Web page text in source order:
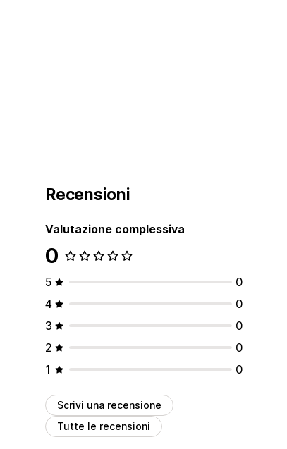
Recensioni
Valutazione complessiva
0
5
0
4
0
3
0
2
0
1
0
Scrivi una recensione
Tutte le recensioni